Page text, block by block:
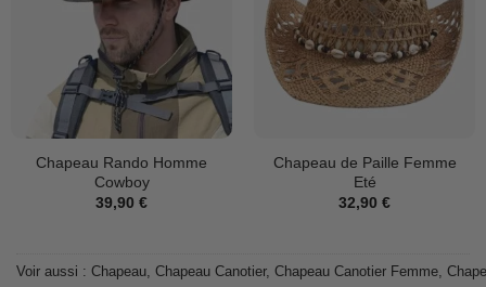
Chapeau Rando Homme
Cowboy
39,90 €
Chapeau de Paille Femme
Eté
32,90 €
Voir aussi : Chapeau Chapeau Canotier, Chapeau Canotier Femme